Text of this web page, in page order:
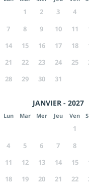
1 2 3 4
7
8 9 10 11
14
15 16 17 18
21
22 23 24 25
28
29 30 31
JANVIER - 2027
Lun Mar Mer Jeu Ven
1
4
5 6 7 8
11
12 13 14 15
18
19 20 21 22